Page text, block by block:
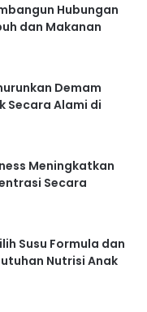
Hubungan
dan Makanan
Demam
Secara Alami di
Meningkatkan
Secara
Susu Formula dan
Nutrisi Anak